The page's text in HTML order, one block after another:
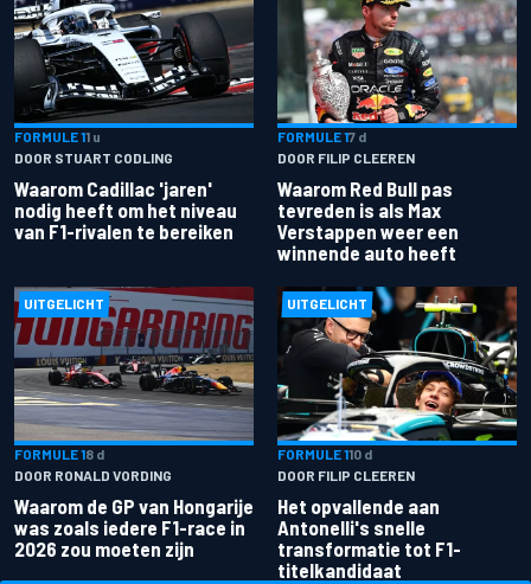
FORMULE 11 u
DOOR STUART CODLING
Waarom Cadillac 'jaren'
nodig heeft om het niveau
van F1-rivalen te bereiken
FORMULE 17 d
DOOR FILIP CLEEREN
Waarom Red Bull pas
tevreden is als Max
Verstappen weer een
winnende auto heeft
UITGELICHT
FORMULE 18 d
DOOR RONALD VORDING
Waarom de GP van Hongarije
was zoals iedere F1-race in
2026 zou moeten zijn
UITGELICHT
FORMULE 110 d
DOOR FILIP CLEEREN
Het opvallende aan
Antonelli's snelle
transformatie tot F1-
titelkandidaat